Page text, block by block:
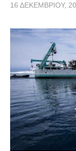
16 ΔΕΚΕΜΒΡΊΟΥ,